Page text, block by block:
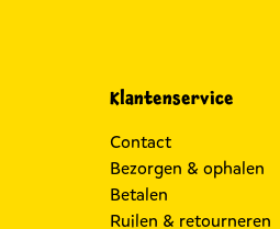
Klantenservice
Contact
Bezorgen & ophalen
Betalen
Ruilen & retourneren